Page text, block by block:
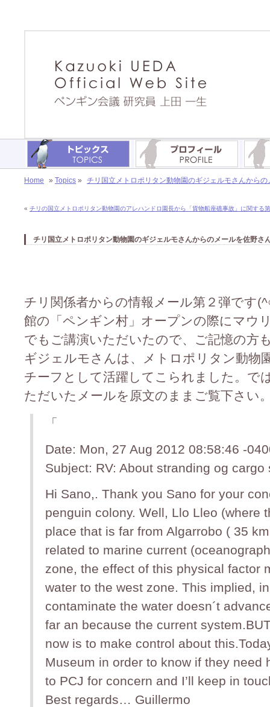
Home » Topics » チリ国立メトロポリタン動物園のギジェルモさんから
« チリの国立メトロポリタン動物園のアレハンドロ園長から「貨物船座礁事故」に関する
チリ国立メトロポリタン動物園のギジェルモさんからのメールを佐野
チリ関係者からの情報メール第２弾です
館の「ペンギン村」オープンの際にマウ
でもご講演いただいたので、ご記憶の方
ギジェルモさんは、メトロポリタン動物
チーフとして活躍してこられました。で
ただいたメールを原文のままご覧下さい
「
Date: Mon, 27 Aug 2012 08:58:46 -
Subject: RV: About stranding og cargo
Hi Sano,. Thank you Sano for your
penguin colony. Well, Llo Lleo (where
place that is far from Algarrobo ( 35
related to marine current
zone, the effect of this physical factor
water to the west zone. This implied,
contaminate the water doesn´t
far an because the current
now is to make control about
Museum in order to know if they need
to PCJ for concern and I’ll keep in
Best regards… Guillermo